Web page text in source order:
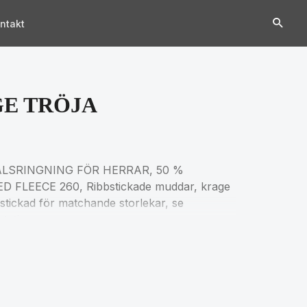
TRÖJA
FÖR HERRAR, 50 %
FLEECE 260, Ribbstickade muddar, krage
för matchande storlekar, se